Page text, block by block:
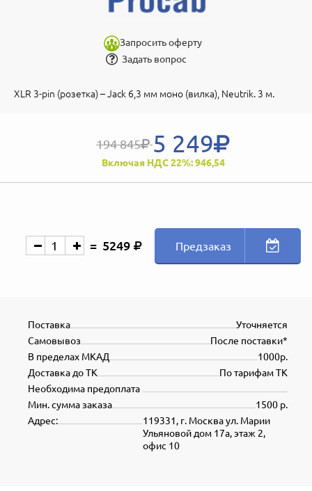
Запросить оферту
Задать вопрос
XLR 3-pin (розетка) – Jack 6,3 мм моно (вилка), Neutrik. 3 м.
194 845 5 249
Включая НДС 22%: 946,54
5249 Предзаказ
Уточняется
Поставка
После поставки*
Самовывоз
1000р.
В пределах МКАД
По тарифам ТК
Доставка до ТК
Необходима предоплата
1500 р.
Мин. сумма заказа
119331, г. Москва ул. Марии
Ульяновой дом 17а, этаж 2,
офис 10
Адрес: